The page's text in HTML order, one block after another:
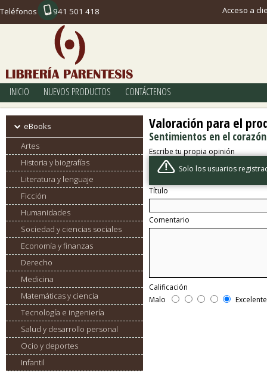
Teléfonos 941 501 418 Acceso a
INICIO NUEVOS PRODUCTOS CONTÁCTENOS
eBooks
Artes
Historia y biografías
Literatura y lenguaje
Ficción
Humanidades
Sociedad y ciencias sociales
Economía y finanzas
Derecho
Medicina
Matemáticas y ciencia
Tecnología e ingeniería
Salud y desarrollo personal
Ocio y deportes
Infantil
Valoración para el
Sentimientos en el
Escribe tu propia opinión
Solo los usuarios
Título
Comentario
Calificación
Malo
Excelente